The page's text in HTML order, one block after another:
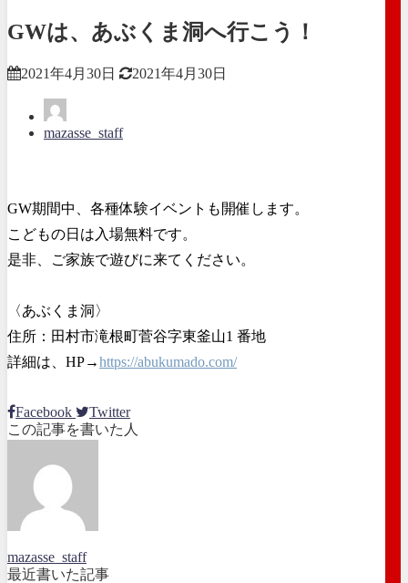
GWは、あぶくま洞へ行こう！
2021年4月30日 2021年4月30日
mazasse_staff
GW期間中、各種体験イベントも開催します。
こどもの日は入場無料です。
是非、ご家族で遊びに来てください。
〈あぶくま洞〉
住所：田村市滝根町菅谷字東釜山1 番地
詳細は、HP→https://abukumado.com/
Facebook
Twitter
この記事を書いた人
mazasse_staff
最近書いた記事